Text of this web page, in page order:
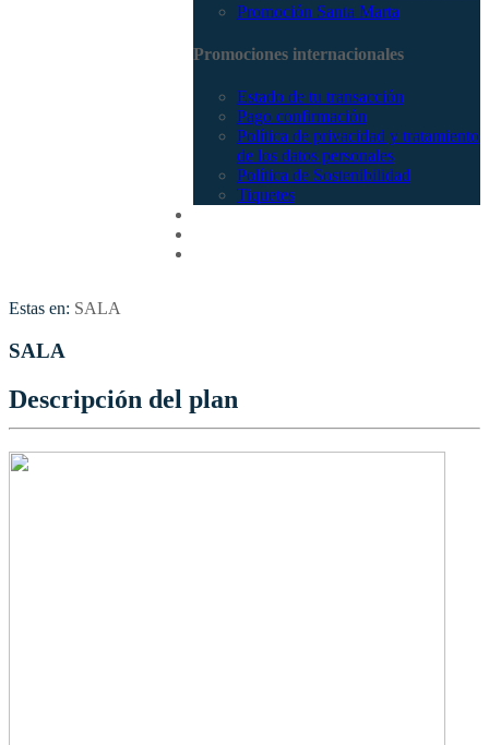
Promoción Santa Marta
Promociones internacionales
Estado de tu transacción
Pago confirmación
Política de privacidad y tratamiento
de los datos personales
Política de Sostenibilidad
Tiquetes
Estas en: SALA
SALA
Descripción del plan